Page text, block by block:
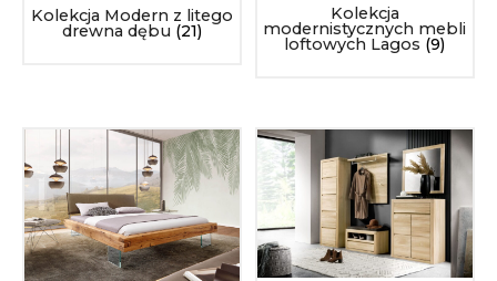
Kolekcja Modern z litego
drewna dębu (21)
Kolekcja
modernistycznych mebli
loftowych Lagos (9)